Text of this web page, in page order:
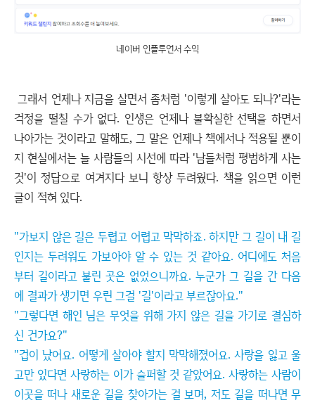
네이버 인플루언서 수익
그래서 언제나 지금을 살면서 좀처럼 '이렇게 살아도 되나?'라는
걱정을 떨칠 수가 없다. 인생은 언제나 불확실한 선택을 하면서
나아가는 것이라고 말해도, 그 말은 언제나 책에서나 적용될 뿐이
지 현실에서는 늘 사람들의 시선에 따라 '남들처럼 평범하게 사는
것'이 정답으로 여겨지다 보니 항상 두려웠다. 책을 읽으면 이런
글이 적혀 있다.
"가보지 않은 길은 두렵고 어렵고 막막하죠. 하지만 그 길이 내 길
인지는 두려워도 가보아야 알 수 있는 것 같아요. 어디에도 처음
부터 길이라고 불린 곳은 없었으니까요. 누군가 그 길을 간 다음
에 결과가 생기면 우린 그걸 '길'이라고 부르잖아요."
"그렇다면 해인 님은 무엇을 위해 가지 않은 길을 가기로 결심하
신 건가요?"
"겁이 났어요. 어떻게 살아야 할지 막막해졌어요. 사랑을 잃고 울
고만 있다면 사랑하는 이가 슬퍼할 것 같았어요. 사랑하는 사람이
이곳을 떠나 새로운 길을 찾아가는 걸 보며, 저도 길을 떠나면 무